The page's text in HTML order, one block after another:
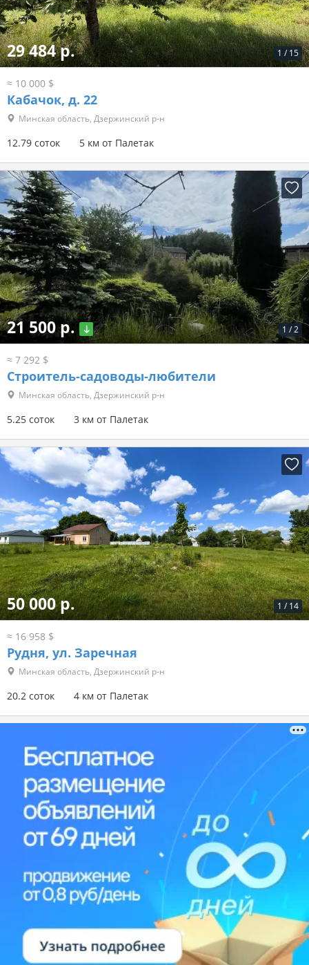
1 / 15
29 484 р.
≈ 10 000 $
Кабачок, д. 22
Минская область, Дзержинский р-н
12.79 соток 5 км от Палетак
1 /2
21 500 р.
≈ 7 292 $
Строитель-садоводы-любители
Минская область, Дзержинский р-н
5.25 соток 3 км от Палетак
1 / 14
50 000 р.
≈ 16 958 $
Рудня, ул. Заречная
Минская область, Дзержинский р-н
20.2 соток 4 км от Палетак